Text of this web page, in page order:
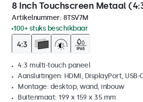
8 Inch Touchscreen Metaal
Artikelnummer: 8TSV7M
100+ stuks beschikbaar
4:3 multi-touch paneel
Aansluitingen: HDMI, DisplayPort, USB-
Montage: desktop, wand, inbouw
Buitenmaat: 199 x 159 x 35 mm